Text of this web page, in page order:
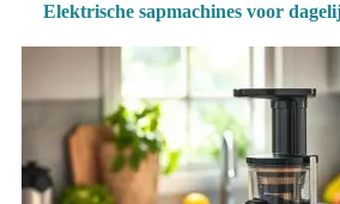
Elektrische sapmachines voor